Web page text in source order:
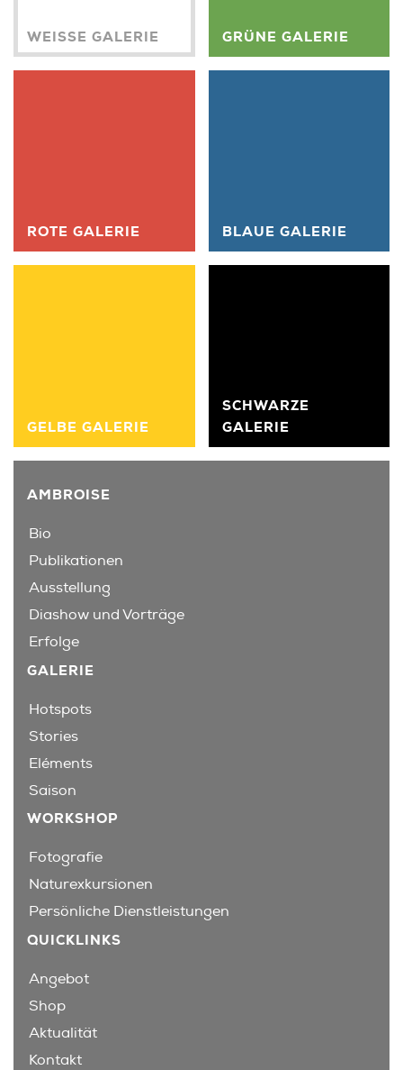
WEISSE GALERIE GRÜNE GALERIE
ROTE GALERIE BLAUE GALERIE
GELBE GALERIE
SCHWARZE
GALERIE
AMBROISE
Bio
Publikationen
Ausstellung
Diashow und Vorträge
Erfolge
GALERIE
Hotspots
Stories
Eléments
Saison
WORKSHOP
Fotografie
Naturexkursionen
Persönliche Dienstleistungen
QUICKLINKS
Angebot
Shop
Aktualität
Kontakt